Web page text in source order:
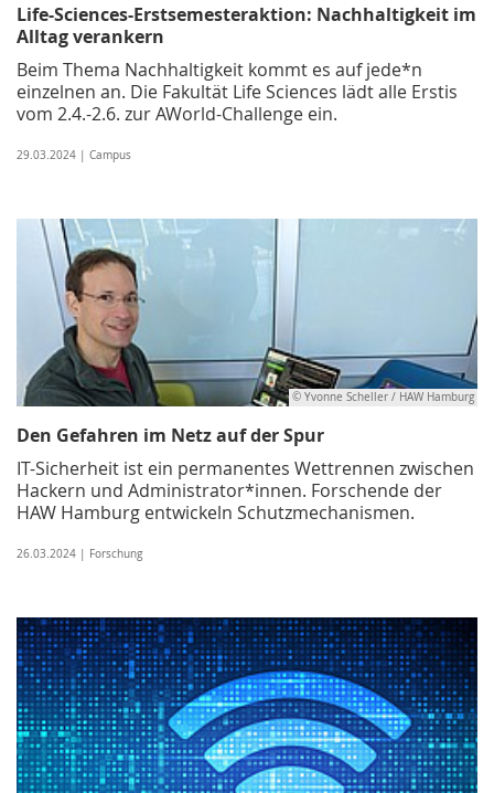
Life-Sciences-Erstsemesteraktion: Nachhaltigkeit im
Alltag verankern
Beim Thema Nachhaltigkeit kommt es auf jede*n
einzelnen an. Die Fakultät Life Sciences lädt alle Erstis
vom 2.4.-2.6. zur AWorld-Challenge ein.
29.03.2024 | Campus
© Yvonne Scheller / HAW Hamburg
Den Gefahren im Netz auf der Spur
IT-Sicherheit ist ein permanentes Wettrennen zwischen
Hackern und Administrator*innen. Forschende der
HAW Hamburg entwickeln Schutzmechanismen.
26.03.2024 | Forschung